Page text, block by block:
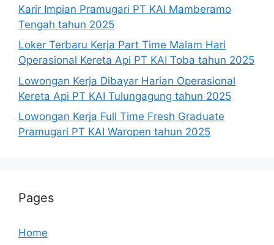
Karir Impian Pramugari PT KAI Mamberamo
Tengah tahun 2025
Loker Terbaru Kerja Part Time Malam Hari
Operasional Kereta Api PT KAI Toba tahun 2025
Lowongan Kerja Dibayar Harian Operasional
Kereta Api PT KAI Tulungagung tahun 2025
Lowongan Kerja Full Time Fresh Graduate
Pramugari PT KAI Waropen tahun 2025
Pages
Home